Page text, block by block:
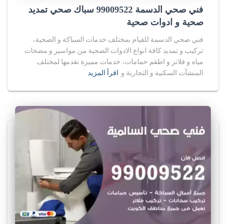
فني صحي الدسمة 99009522 سباك صحي تمديد
صحية و ادوات صحية
فني صحي الدسمة للقيام بمختلف خدمات السباكة و الصحية،
تركيب و تمديد كافة انواع الادوات الصحية من مواسير و مضخات
مياه و فلاتر و اطقم حمامات، خدمات مميزة نقدمها لمختلف
المنشآت السكنية و التجارية و اقرأ المزيد